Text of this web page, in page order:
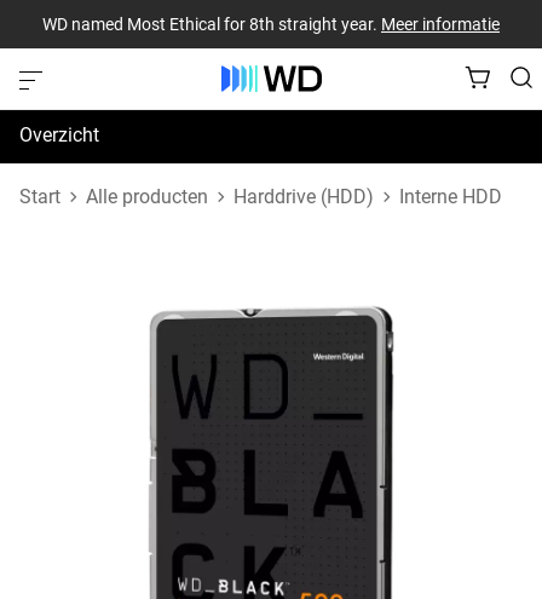
WD named Most Ethical for 8th straight year. Meer informatie
Overzicht
Specificaties
Start Alle producten Harddrive (HDD) Interne HDD